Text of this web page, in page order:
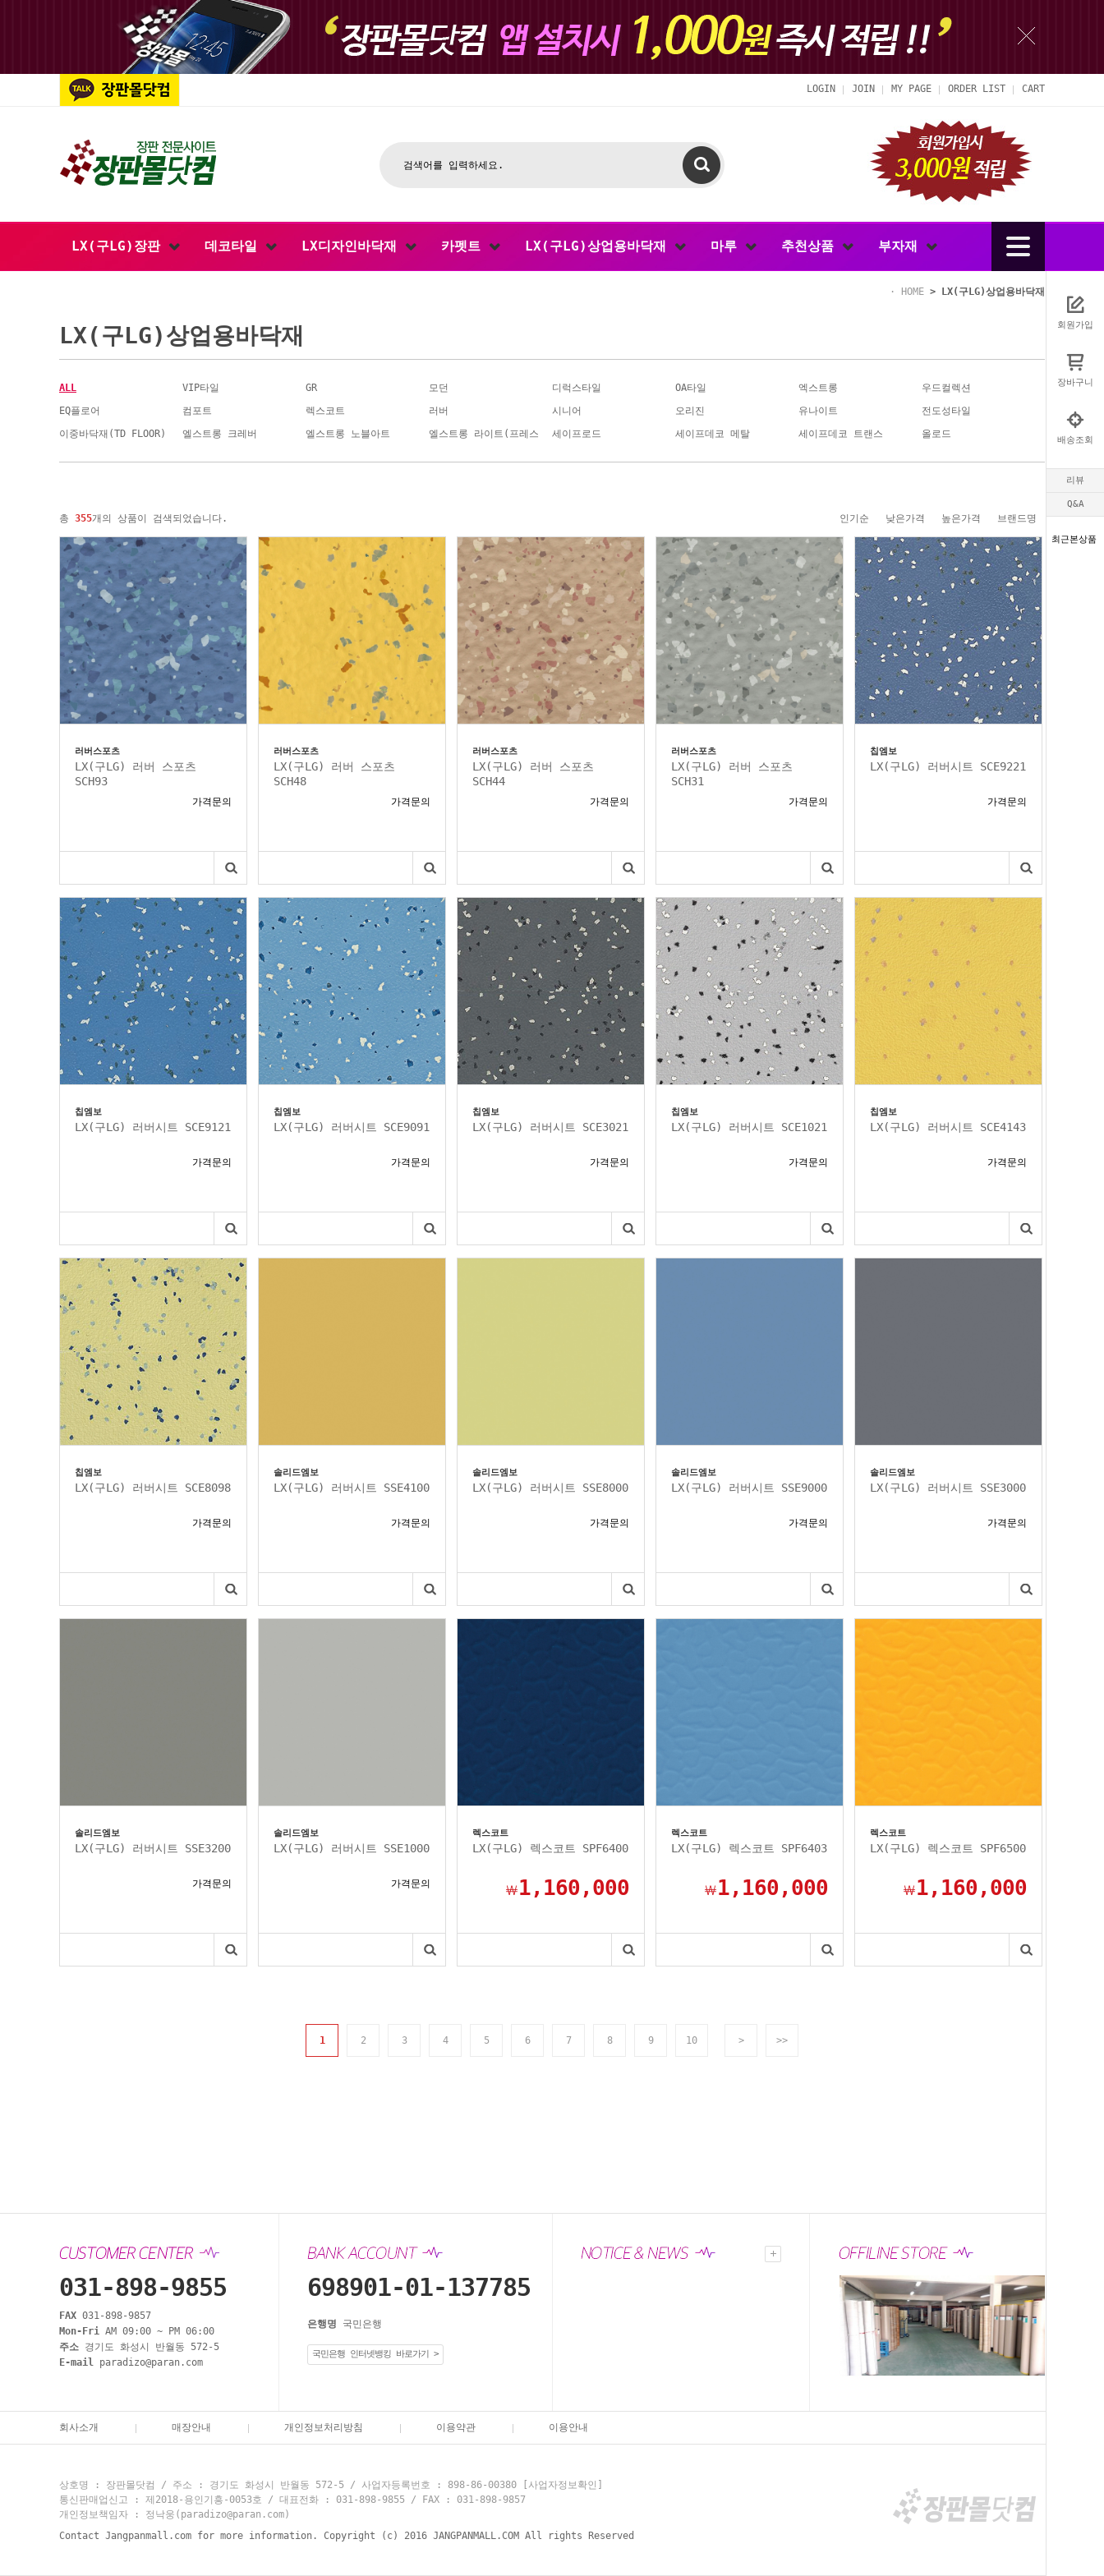
회원가입
장바구니
배송조회
리뷰
Q&A
최근본상품
LOGIN JOIN MY PAGE ORDER LIST CART
LX(구LG)장판 데코타일 LX디자인바닥재 카펫트 LX(구LG)상업용바닥재 마루 추천상품 부자재
HOME > LX(구LG)상업용바닥재
LX(구LG)상업용바닥재
ALL VIP타일 GR 모던 디럭스타일 OA타일 엑스트롱
우드컬렉션
EQ플로어
컴포트 렉스코트 러버 시니어 오리진 유나이트
전도성타일
이중바닥재(TD FLOOR)
엘스트롱 크레버 엘스트롱 노블아트
엘스트롱 라이트(프레스
세이프로드 세이프데코 메탈 세이프데코 트랜스 올로드
총 355개의 상품이 검색되었습니다. 인기순 낮은가격 높은가격 브랜드명
러버스포츠
LX(구LG) 러버 스포츠
SCH93
가격문의
러버스포츠
LX(구LG) 러버 스포츠
SCH48
가격문의
러버스포츠
LX(구LG) 러버 스포츠
SCH44
가격문의
러버스포츠
LX(구LG) 러버 스포츠
SCH31
가격문의
칩엠보
LX(구LG) 러버시트 SCE9221
가격문의
칩엠보
LX(구LG) 러버시트 SCE9121
가격문의
칩엠보
LX(구LG) 러버시트 SCE9091
가격문의
칩엠보
LX(구LG) 러버시트 SCE3021
가격문의
칩엠보
LX(구LG) 러버시트 SCE1021
가격문의
칩엠보
LX(구LG) 러버시트 SCE4143
가격문의
칩엠보
LX(구LG) 러버시트 SCE8098
가격문의
솔리드엠보
LX(구LG) 러버시트 SSE4100
가격문의
솔리드엠보
LX(구LG) 러버시트 SSE8000
가격문의
솔리드엠보
LX(구LG) 러버시트 SSE9000
가격문의
솔리드엠보
LX(구LG) 러버시트 SSE3000
가격문의
솔리드엠보
LX(구LG) 러버시트 SSE3200
가격문의
솔리드엠보
LX(구LG) 러버시트 SSE1000
가격문의
렉스코트
LX(구LG) 렉스코트 SPF6400
￦1,160,000
렉스코트
LX(구LG) 렉스코트 SPF6403
￦1,160,000
렉스코트
LX(구LG) 렉스코트 SPF6500
￦1,160,000
1 2 3 4 5 6 7 8 9 10 > >>
031-898-9855
FAX 031-898-9857
Mon-Fri AM 09:00 ~ PM 06:00
주소 경기도 화성시 반월동 572-5
E-mail paradizo@paran.com
698901-01-137785
은행명 국민은행
국민은행 인터넷뱅킹 바로가기 >
회사소개 매장안내 개인정보처리방침 이용약관 이용안내
상호명 : 장판몰닷컴 / 주소 : 경기도 화성시 반월동 572-5 / 사업자등록번호 : 898-86-00380
[사업자정보확인]
통신판매업신고 : 제2018-용인기흥-0053호 / 대표전화 : 031-898-9855 / FAX : 031-898-9857
개인정보책임자 : 정낙웅(paradizo@paran.com)
Contact Jangpanmall.com for more information. Copyright (c) 2016 JANGPANMALL.COM All rights Reserved